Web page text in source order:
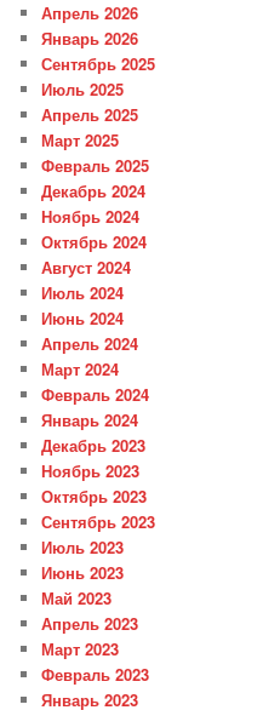
Апрель 2026
Январь 2026
Сентябрь 2025
Июль 2025
Апрель 2025
Март 2025
Февраль 2025
Декабрь 2024
Ноябрь 2024
Октябрь 2024
Август 2024
Июль 2024
Июнь 2024
Апрель 2024
Март 2024
Февраль 2024
Январь 2024
Декабрь 2023
Ноябрь 2023
Октябрь 2023
Сентябрь 2023
Июль 2023
Июнь 2023
Май 2023
Апрель 2023
Март 2023
Февраль 2023
Январь 2023